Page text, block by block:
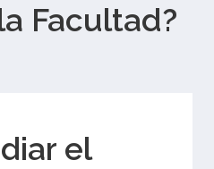
Facultad?
el